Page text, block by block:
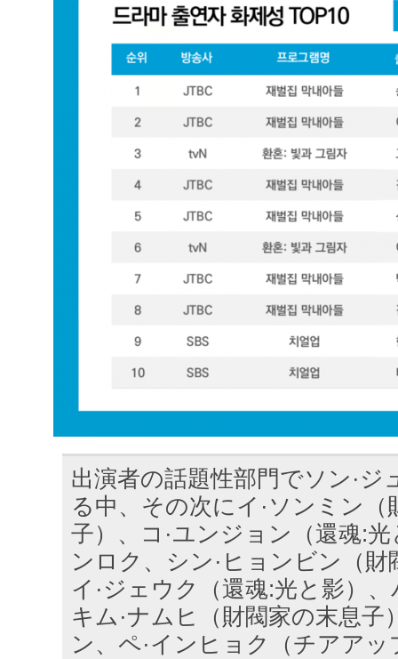
出演者の話題性部門でソン·ジ
る中、その次にイ·ソンミン（
子）、コ·ユンジョン（還魂:
ンロク、シン·ヒョンビン（財
イ·ジェウク（還魂:光と影）
キム·ナムヒ（財閥家の末息子
ン、ペ·インヒョク（チアア